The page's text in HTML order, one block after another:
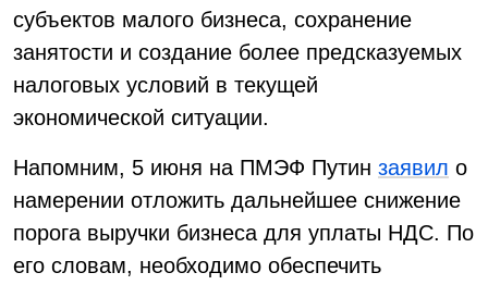
субъектов малого бизнеса, сохранение
занятости и создание более предсказуемых
налоговых условий в текущей
экономической ситуации.
Напомним, 5 июня на ПМЭФ Путин заявил о
намерении отложить дальнейшее снижение
порога выручки бизнеса для уплаты НДС. По
его словам, необходимо обеспечить